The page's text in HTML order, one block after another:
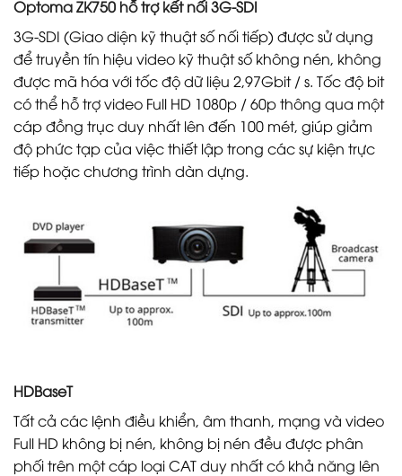
Optoma ZK750 hỗ trợ kết nối 3G-SDI
3G-SDI (Giao diện kỹ thuật số nối tiếp) được sử dụng
để truyền tín hiệu video kỹ thuật số không nén, không
được mã hóa với tốc độ dữ liệu 2,97Gbit / s. Tốc độ bit
có thể hỗ trợ video Full HD 1080p / 60p thông qua một
cáp đồng trục duy nhất lên đến 100 mét, giúp giảm
độ phức tạp của việc thiết lập trong các sự kiện trực
tiếp hoặc chương trình dàn dựng.
HDBaseT
Tất cả các lệnh điều khiển, âm thanh, mạng và video
Full HD không bị nén, không bị nén đều được phân
phối trên một cáp loại CAT duy nhất có khả năng lên